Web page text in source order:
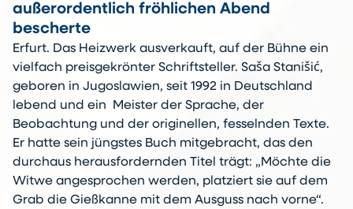
außerordentlich fröhlichen Abend
bescherte
Erfurt. Das Heizwerk ausverkauft, auf der Bühne ein
vielfach preisgekrönter Schriftsteller. Saša Stanišić,
geboren in Jugoslawien, seit 1992 in Deutschland
lebend und ein Meister der Sprache, der
Beobachtung und der originellen, fesselnden Texte.
Er hatte sein jüngstes Buch mitgebracht, das den
durchaus herausfordernden Titel trägt: „Möchte die
Witwe angesprochen werden, platziert sie auf dem
Grab die Gießkanne mit dem Ausguss nach vorne“.